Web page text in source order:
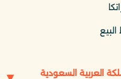
العربية السعودية